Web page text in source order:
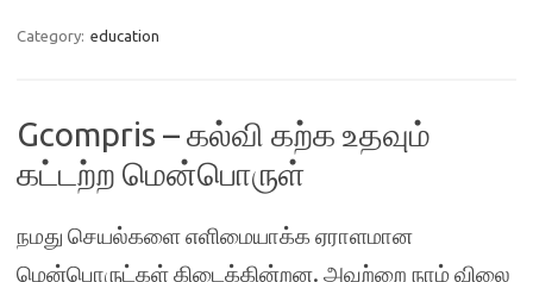
Category: education
Gcompris – கல்வி கற்க உதவும்
கட்டற்ற மென்பொருள்
நமது செயல்களை எளிமையாக்க ஏராளமான
மென்பொருட்கள் கிடைக்கின்றன. அவற்றை நாம் விலை